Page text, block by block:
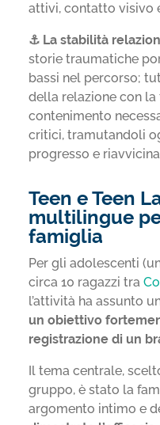
attivi, contatto visivo
⚓ La stabilità
storie traumatiche
bassi nel percorso;
della relazione con
contenimento
critici, tramutandoli
progresso e
Teen e Teen
multilingue
famiglia
Per gli adolescenti
circa 10 ragazzi tra
l’attività ha assunto
un obiettivo
registrazione di un
Il tema centrale,
gruppo, è stato la
argomento intimo e